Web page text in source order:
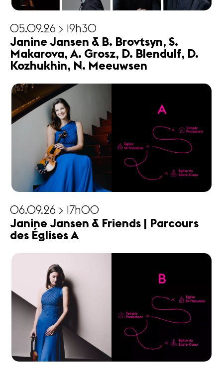
05.09.26 > 19h30
Janine Jansen & B. Brovtsyn, S.
Makarova, A. Grosz, D. Blendulf, D.
Kozhukhin, N. Meeuwsen
06.09.26 > 17h00
Janine Jansen & Friends | Parcours
des Églises A